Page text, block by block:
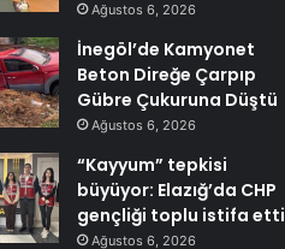
Ağustos 6, 2026
İnegöl’de Kamyonet
Beton Direğe Çarpıp
Gübre Çukuruna Düştü
Ağustos 6, 2026
“Kayyum” tepkisi
büyüyor: Elazığ’da CHP
gençliği toplu istifa etti
Ağustos 6, 2026